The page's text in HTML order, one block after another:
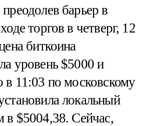
барьер в
торгов в четверг, 12
биткоина
уровень $5000 и
в 11:03 по московскому
локальный
в $5004,38. Сейчас,